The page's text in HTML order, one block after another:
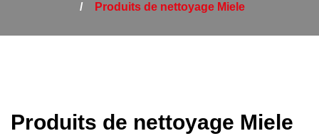
Produits de nettoyage Miele
Produits de nettoyage Miele